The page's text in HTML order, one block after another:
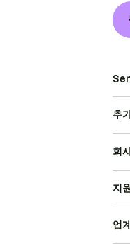
추
회
지원
업